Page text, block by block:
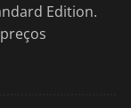
Edition.